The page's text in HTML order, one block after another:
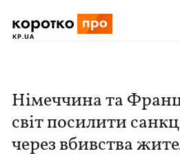
Німеччина та
світ посилити
через вбивства